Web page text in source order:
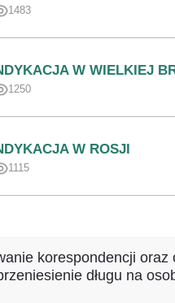
1483
W WIELKIEJ
1250
W ROSJI
1115
korespondencji oraz
długu na